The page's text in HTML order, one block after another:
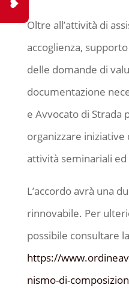
Oltre all’attività di
accoglienza,
delle domande di
documentazione
e Avvocato di Strada
organizzare
attività seminariali
L’accordo avrà una
rinnovabile. Per
possibile consultare
https://
nismo-di-